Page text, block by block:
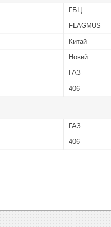
ГБЦ
FLAGMUS
Китай
Новий
ГАЗ
406
ГАЗ
406